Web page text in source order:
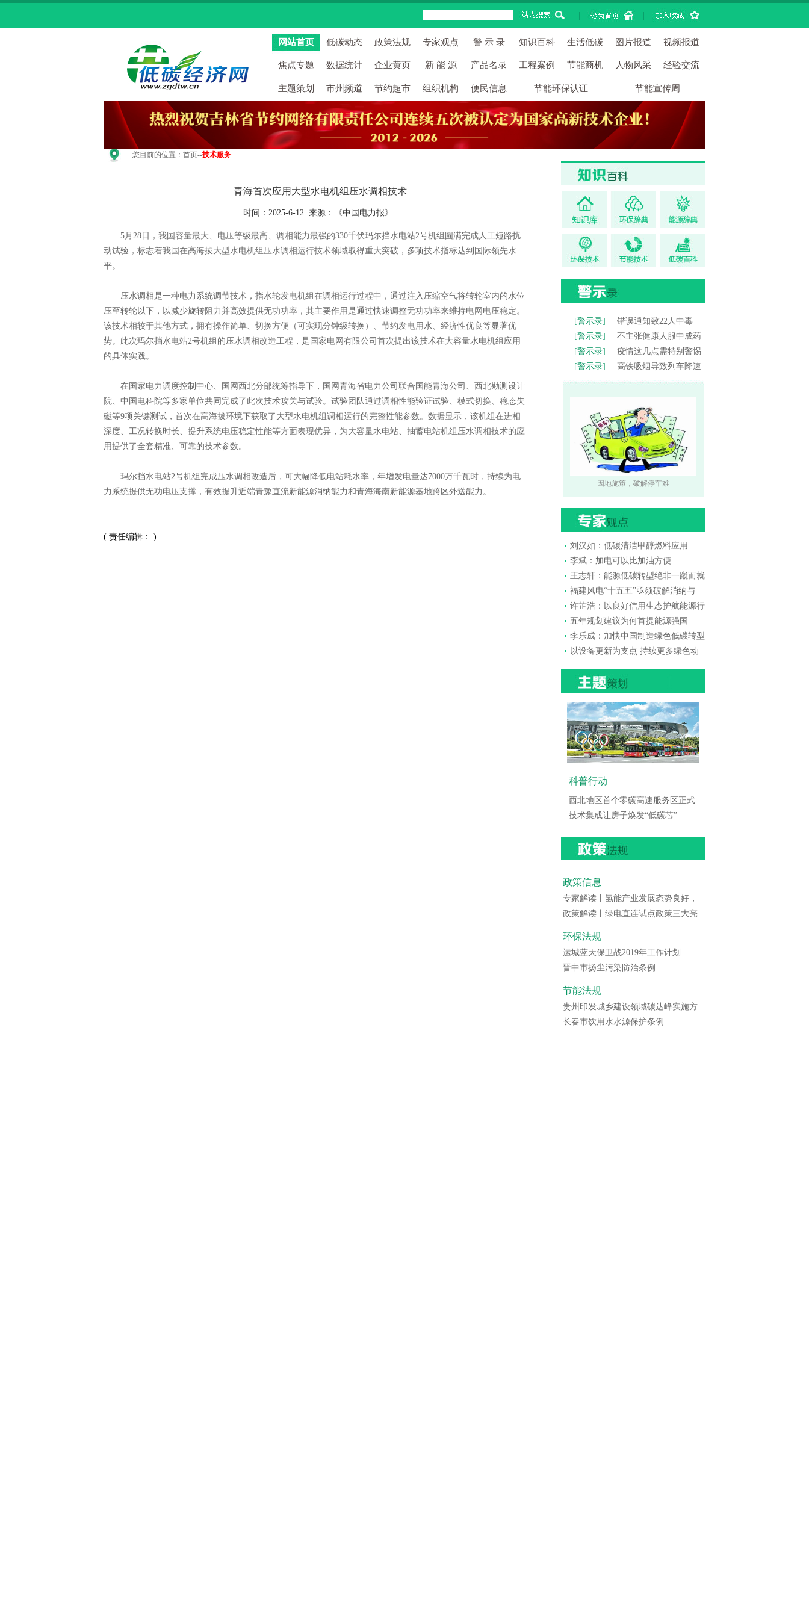
| |
网站首页 低碳动态 政策法规 专家观点 警 示 录 知识百科 生活低碳 图片报道 视频报道
焦点专题 数据统计 企业黄页 新 能 源 产品名录 工程案例 节能商机 人物风采 经验交流
主题策划 市州频道 节约超市 组织机构 便民信息 节能环保认证 节能宣传周
您目前的位置： 首页--技术服务
青海首次应用大型水电机组压水调相技术
时间：2025-6-12 来源：《中国电力报》
5月28日，我国容量最大、电压等级最高、调相能力最强的330千伏玛尔挡水电站2号机组圆满完成人工短路扰
动试验，标志着我国在高海拔大型水电机组压水调相运行技术领域取得重大突破，多项技术指标达到国际领先水
平。
压水调相是一种电力系统调节技术，指水轮发电机组在调相运行过程中，通过注入压缩空气将转轮室内的水位
压至转轮以下，以减少旋转阻力并高效提供无功功率，其主要作用是通过快速调整无功功率来维持电网电压稳定。
该技术相较于其他方式，拥有操作简单、切换方便（可实现分钟级转换）、节约发电用水、经济性优良等显著优
势。此次玛尔挡水电站2号机组的压水调相改造工程，是国家电网有限公司首次提出该技术在大容量水电机组应用
的具体实践。
在国家电力调度控制中心、国网西北分部统筹指导下，国网青海省电力公司联合国能青海公司、西北勘测设计
院、中国电科院等多家单位共同完成了此次技术攻关与试验。试验团队通过调相性能验证试验、模式切换、稳态失
磁等9项关键测试，首次在高海拔环境下获取了大型水电机组调相运行的完整性能参数。数据显示，该机组在进相
深度、工况转换时长、提升系统电压稳定性能等方面表现优异，为大容量水电站、抽蓄电站机组压水调相技术的应
用提供了全套精准、可靠的技术参数。
玛尔挡水电站2号机组完成压水调相改造后，可大幅降低电站耗水率，年增发电量达7000万千瓦时，持续为电
力系统提供无功电压支撑，有效提升近端青豫直流新能源消纳能力和青海海南新能源基地跨区外送能力。
( 责任编辑： )
[警示录]
错误通知致22人中毒
[警示录]
不主张健康人服中成药
[警示录]
疫情这几点需特别警惕
[警示录]
高铁吸烟导致列车降速
因地施策，破解停车难
刘汉如：低碳清洁甲醇燃料应用
李斌：加电可以比加油方便
王志轩：能源低碳转型绝非一蹴而就
福建风电“十五五”亟须破解消纳与
许芷浩：以良好信用生态护航能源行
五年规划建议为何首提能源强国
李乐成：加快中国制造绿色低碳转型
以设备更新为支点 持续更多绿色动
科普行动
西北地区首个零碳高速服务区正式
技术集成让房子焕发“低碳芯”
政策信息
专家解读丨氢能产业发展态势良好，
政策解读丨绿电直连试点政策三大亮
环保法规
运城蓝天保卫战2019年工作计划
晋中市扬尘污染防治条例
节能法规
贵州印发城乡建设领域碳达峰实施方
长春市饮用水水源保护条例